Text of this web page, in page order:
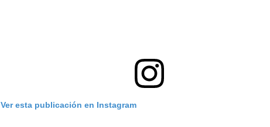
Ver esta publicación en Instagram